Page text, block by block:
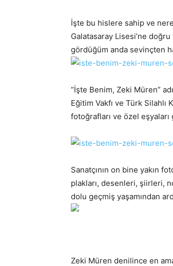
İşte bu hislere sahip ve
Galatasaray Lisesi’ne
gördüğüm anda sevinçten
“İşte Benim, Zeki Müren”
Eğitim Vakfı ve Türk Silahlı
fotoğrafları ve özel eşyaları
Sanatçının on bine yakın
plakları, desenleri, şiirleri,
dolu geçmiş yaşamından
Zeki Müren denilince en